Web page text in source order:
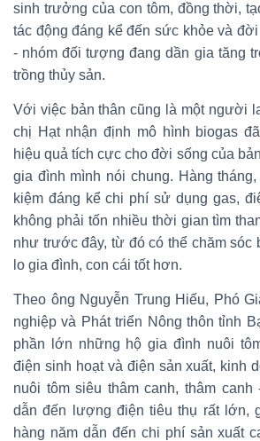
sinh trưởng của con tôm, đồng thời,
tác động đáng kể đến sức khỏe và
- nhóm đối tượng đang dần gia tăng
trồng thủy sản.
Với việc bản thân cũng là một người
chị Hạt nhận định mô hình biogas
hiệu quả tích cực cho đời sống của
gia đình mình nói chung. Hàng
kiệm đáng kể chi phí sử dụng gas,
không phải tốn nhiều thời gian tìm
như trước đây, từ đó có thể chăm sóc
lo gia đình, con cái tốt hơn.
Theo ông Nguyễn Trung Hiếu, Phó
nghiệp và Phát triển Nông thôn tỉnh
phần lớn những hộ gia đình nuôi
điện sinh hoạt và điện sản xuất, kinh
nuôi tôm siêu thâm canh, thâm canh
dẫn đến lượng điện tiêu thụ rất lớn,
hàng năm dẫn đến chi phí sản xuất